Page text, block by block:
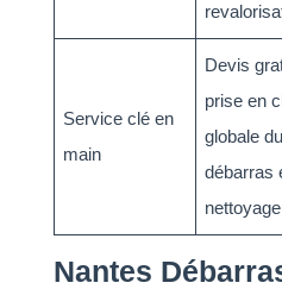
Service clé en
main
Devis
prise en
globale du
débarras
nettoyage
Nantes